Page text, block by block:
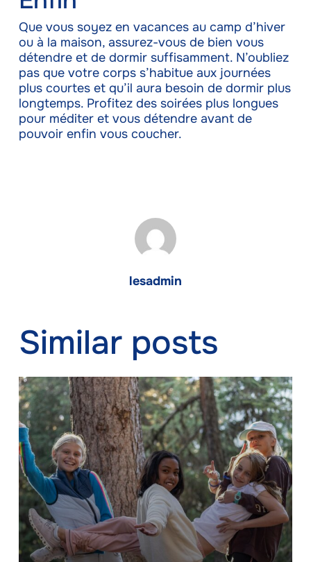
Que vous soyez en vacances au camp d’hiver
ou à la maison, assurez-vous de bien vous
détendre et de dormir suffisamment. N’oubliez
pas que votre corps s’habitue aux journées
plus courtes et qu’il aura besoin de dormir plus
longtemps. Profitez des soirées plus longues
pour méditer et vous détendre avant de
pouvoir enfin vous coucher.
lesadmin
Similar posts